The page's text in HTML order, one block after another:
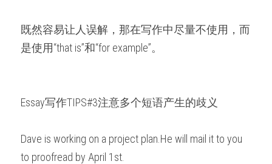
既然容易让人误解，那在写作中尽量不使用，而
是使用“that is”和“for example”。
Essay写作TIPS#3注意多个短语产生的歧义
Dave is working on a project plan.He will mail it to you
to proofread by April 1st.